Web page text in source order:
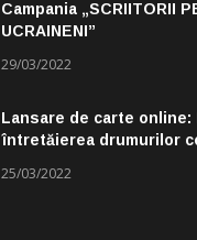
Campania „SCRIITORII
UCRAINENI”
29/03/2022
Lansare de carte online:
întretăierea drumurilor
25/03/2022